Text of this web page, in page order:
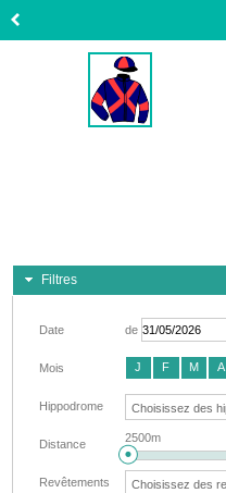
Filtres
Date de
Mois J F M A
Hippodrome
Distance 2500m
Revêtements